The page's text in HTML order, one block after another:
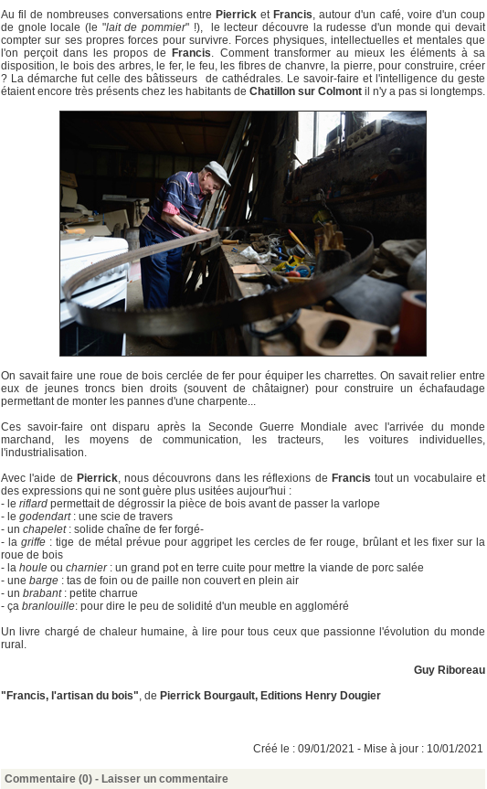
Au fil de nombreuses conversations entre Pierricket Francis, autour d'un café, voire d'un coup
de gnole locale (le "lait de pommier" !), le lecteur découvre la rudesse d'un monde qui devait
compter sur ses propres forces pour survivre. Forces physiques, intellectuelles et mentales que
l'on perçoit dans les propos de
Francis. Comment transformer au mieux les éléments à sa
disposition, le bois des arbres, le fer, le feu, les fibres de chanvre, la pierre, pour construire, créer
? La démarche fut celle des bâtisseurs de cathédrales. Le savoir-faire et l'intelligence du geste
étaient encore très présents chez les habitants de Chatillon sur Colmont il n'y a pas si longtemps.
On savait faire une roue de bois cerclée de fer pour équiper les charrettes. On savait relier entre
eux de jeunes troncs bien droits (souvent de châtaigner) pour construire un échafaudage
permettant de monter les pannes d'une charpente...
Ces savoir-faire ont disparu après la Seconde Guerre Mondiale avec l'arrivée du monde
marchand, les moyens de communication, les tracteurs, les voitures individuelles,
l'industrialisation.
Avec l'aide de Pierrick, nous découvrons dans les réflexions de Francis tout un vocabulaire et
des expressions qui ne sont guère plus usitées aujour'hui :
- le riflard permettait de dégrossir la pièce de bois avant de passer la varlope
- le godendart: une scie de travers
- un chapelet: solide chaîne de fer forgé-
- lagriffe : tige de métal prévue pour aggripet les cercles de fer rouge, brûlant et les fixer sur la
roue de bois
- la houle ou charnier : un grand pot en terre cuite pour mettre la viande de porc salée
- une barge : tas de foin ou de paille non couvert en plein air
- un brabant: petite charrue
- ça branlouille: pour dire le peu de solidité d'un meuble en aggloméré
Un livre chargé de chaleur humaine, à lire pour tous ceux que passionne l'évolution du monde
rural.
Guy Riboreau
"Francis, l'artisan du bois", de Pierrick Bourgault, Editions Henry Dougier
Créé le : 09/01/2021 - Mise à jour : 10/01/2021
Commentaire (0) - Laisser un commentaire